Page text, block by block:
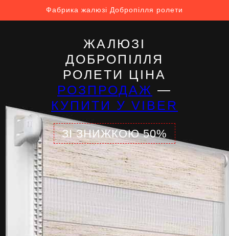
Фабрика жалюзі Добропілля ролети
ЖАЛЮЗІ
ДОБРОПІЛЛЯ
РОЛЕТИ ЦІНА
РОЗПРОДАЖ —
КУПИТИ У VIBER
ЗІ ЗНИЖКОЮ 50%